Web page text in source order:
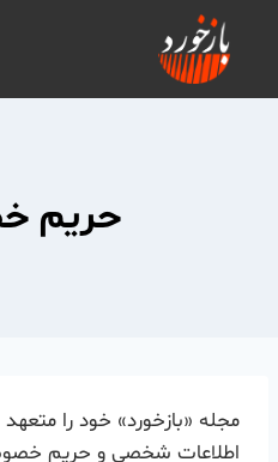
حریم
مجله «بازخورد» خود را
اطلاعات شخصی و حریم